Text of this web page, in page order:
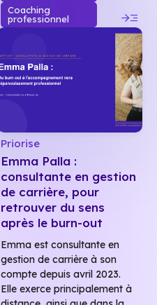
Coaching
professionnel
read_more
Priorise
Emma Palla :
consultante en gestion
de carrière, pour
retrouver du sens
après le burn-out
Emma est consultante en
gestion de carrière à son
compte depuis avril 2023.
Elle exerce principalement à